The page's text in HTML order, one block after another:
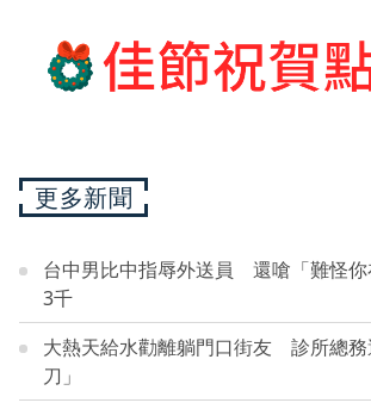
更多新聞
台中男比中指辱外送員 還嗆「難怪
3千
大熱天給水勸離躺門口街友 診所總
刀」